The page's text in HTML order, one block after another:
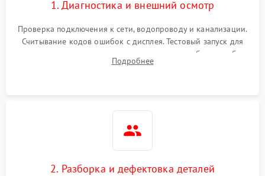
1. Диагностика и внешний осмотр
Проверка подключения к сети, водопроводу и канализации.
Считывание кодов ошибок с дисплея. Тестовый запуск для
выявления посторонних шумов, протечек или сбоев в работе
электронного модуля управления.
Подробнее
2. Разборка и дефектовка деталей